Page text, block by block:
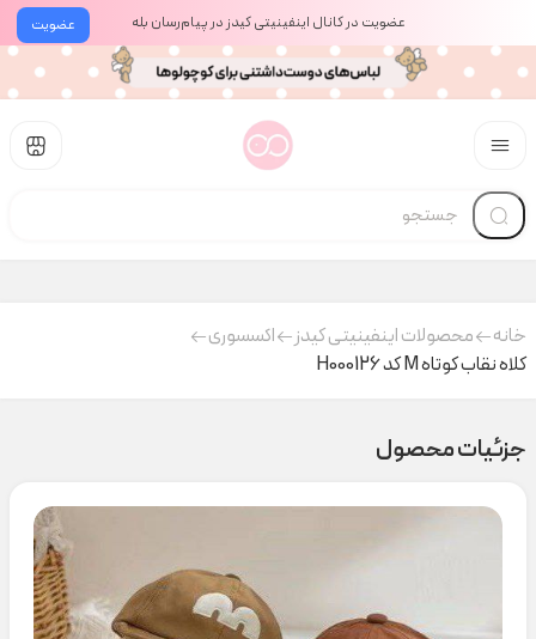
عضویت عضویت در کانال اینفینیتی کیدز در پیام‌رسان بله
خانه محصولات اینفینیتی کیدز
اکسسوری
کلاه نقاب کوتاه M کد H000126
جزئیات محصول